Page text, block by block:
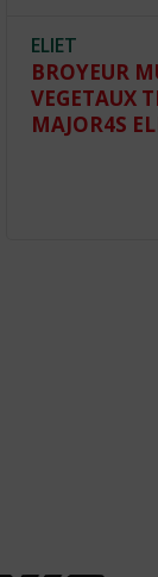
ELIET
BROYEUR
VEGETAUX
MAJOR4S